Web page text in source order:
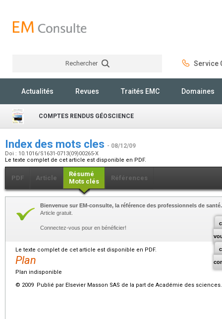
Rechercher Service
Actualités Revues Traités EMC Domaines
COMPTES RENDUS GÉOSCIENCE
Index des mots cles - 08/12/09
Doi : 10.1016/S1631-0713(09)00265-X
Le texte complet de cet article est disponible en PDF.
PDF Article
Résumé
Mots clés
Références
Bienvenue sur EM-consulte, la référence des professionnels de santé.
Article gratuit.
Connectez-vous pour en bénéficier!
Le texte complet de cet article est disponible en PDF.
Plan
Plan indisponible
© 2009 Publié par Elsevier Masson SAS de la part de Académie des